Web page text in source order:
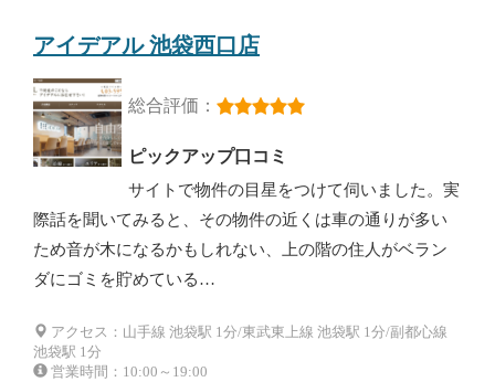
アイデアル 池袋西口店
総合評価：
ピックアップ口コミ
サイトで物件の目星をつけて伺いました。実
際話を聞いてみると、その物件の近くは車の通りが多い
ため音が木になるかもしれない、上の階の住人がベラン
ダにゴミを貯めている…
アクセス：山手線 池袋駅 1分/東武東上線 池袋駅 1分/副都心線
池袋駅 1分
営業時間：10:00～19:00